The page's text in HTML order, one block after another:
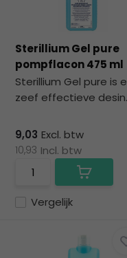
Sterillium Gel pure
pompflacon 475 ml
Sterillium Gel pure is
zeef effectieve
Vergelijk
9,03 Excl. btw
10,93 Incl. btw